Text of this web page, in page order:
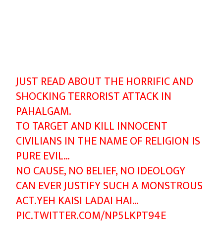
JUST READ ABOUT THE HORRIFIC AND
SHOCKING TERRORIST ATTACK IN
PAHALGAM.
TO TARGET AND KILL INNOCENT
CIVILIANS IN THE NAME OF RELIGION IS
PURE EVIL…
NO CAUSE, NO BELIEF, NO IDEOLOGY
CAN EVER JUSTIFY SUCH A MONSTROUS
ACT.YEH KAISI LADAI HAI…
PIC.TWITTER.COM/NP5LKPT94E